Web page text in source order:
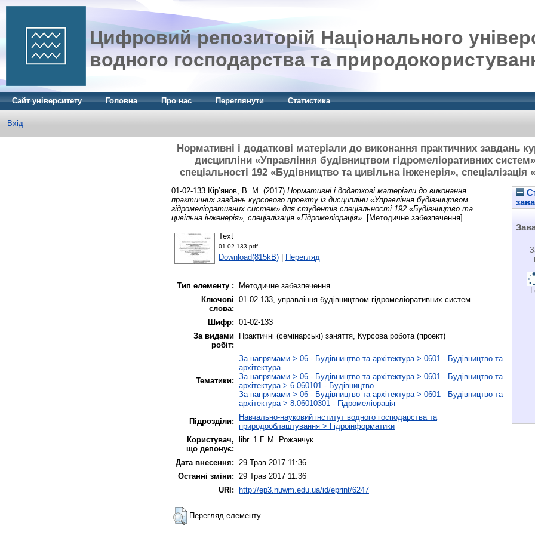
Цифровий репозиторій Національного
водного господарства та
Сайт університету Головна Про нас Переглянути Статистика
Вхід
Нормативні і додаткові матеріали до виконання практичних завдань
дисципліни «Управління будівництвом гідромеліоративних
спеціальності 192 «Будівництво та цивільна інженерія», спеціалізація
01-02-133 Кір’янов, В. М. (2017) Нормативні і додаткові матеріали до виконання
практичних завдань курсового проекту із дисципліни «Управління будівництвом
гідромеліоративних систем» для студентів спеціальності 192 «Будівництво та
цивільна інженерія», спеціалізація «Гідромеліорація».
[Методичне забезпечення]
Text
01-02-133.pdf
Download(815kB) | Перегляд
Тип елементу :
Методичне забезпечення
Ключові
слова:
01-02-133, управління будівництвом гідромеліоративних систем
Шифр: 01-02-133
За видами
робіт:
Практичні (семінарські) заняття, Курсова робота (проект)
Тематики:
За напрямами > 06 - Будівництво та архітектура > 0601 - Будівництво та
архітектура
За напрямами > 06 - Будівництво та архітектура > 0601 - Будівництво та
архітектура > 6.060101 - Будівництво
За напрямами > 06 - Будівництво та архітектура > 0601 - Будівництво та
архітектура > 8.06010301 - Гідромеліорація
Підрозділи:
Навчально-науковий інститут водного господарства та
природооблаштування > Гідроінформатики
Користувач,
що депонує:
libr_1 Г. М. Рожанчук
Дата внесення: 29 Трав 2017 11:36
Останні зміни: 29 Трав 2017 11:36
URI:
http://ep3.nuwm.edu.ua/id/eprint/6247
Перегляд елементу